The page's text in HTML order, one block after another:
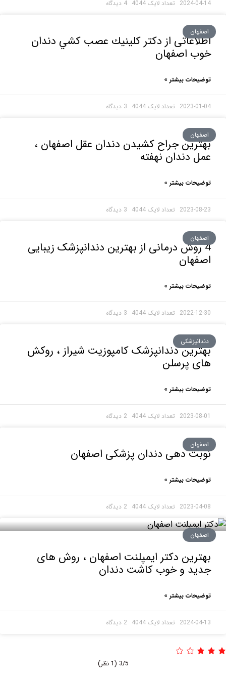
2024- 4 دیدگاه
از دكتر كلينيك عصب كشي دندان
اصفهان
بیشتر »
2023- 3 دیدگاه
جراح کشیدن دندان عقل اصفهان ،
دندان نهفته
بیشتر »
2023- 3 دیدگاه
روش درمانی از بهترین دندانپزشک زیبایی
بیشتر »
2022- 3 دیدگاه
دندانپزشک کامپوزیت شیراز ، روکش
پرسلن
بیشتر »
2023- 2 دیدگاه
دهی دندان پزشکی اصفهان
بیشتر »
2023- 2 دیدگاه
دکتر ایمپلنت اصفهان ، روش های
و خوب کاشت دندان
بیشتر »
2024- 2 دیدگاه